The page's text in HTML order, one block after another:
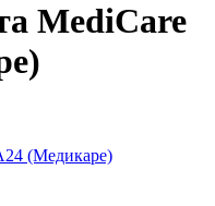
MediCare